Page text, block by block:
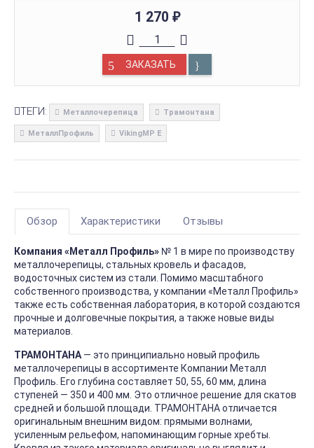
1 270 ₽
ЗАКАЗАТЬ
ТЕГИ: Металлочерепица Трамонтана
МеталлПрофиль VikingMP E
Обзор Характеристики Отзывы
Компания «Металл Профиль» № 1 в мире по производству
металлочерепицы, стальных кровель и фасадов,
водосточных систем из стали. Помимо масштабного
собственного производства, у компании «Металл Профиль»
также есть собственная лаборатория, в которой создаются
прочные и долговечные покрытия, а также новые виды
материалов.
ТРАМОНТАНА— это принципиально новый профиль
металлочерепицы в ассортименте Компании Металл
Профиль. Его глубина составляет 50, 55, 60 мм, длина
ступеней — 350 и 400 мм. Это отличное решение для скатов
средней и большой площади. ТРАМОНТАНА отличается
оригинальным внешним видом: прямыми волнами,
усиленным рельефом, напоминающим горные хребты.